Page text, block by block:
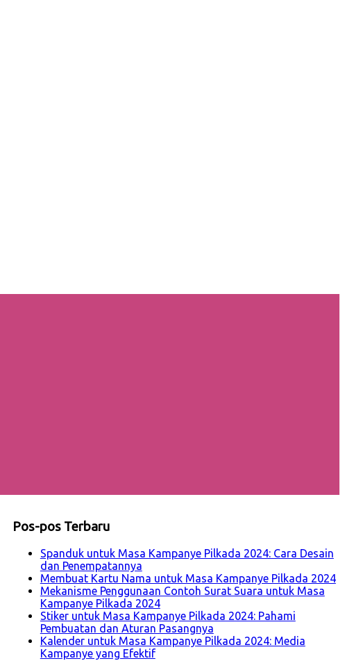
Pos-pos Terbaru
Spanduk untuk Masa Kampanye Pilkada 2024: Cara Desain
dan Penempatannya
Membuat Kartu Nama untuk Masa Kampanye Pilkada 2024
Mekanisme Penggunaan Contoh Surat Suara untuk Masa
Kampanye Pilkada 2024
Stiker untuk Masa Kampanye Pilkada 2024: Pahami
Pembuatan dan Aturan Pasangnya
Kalender untuk Masa Kampanye Pilkada 2024: Media
Kampanye yang Efektif